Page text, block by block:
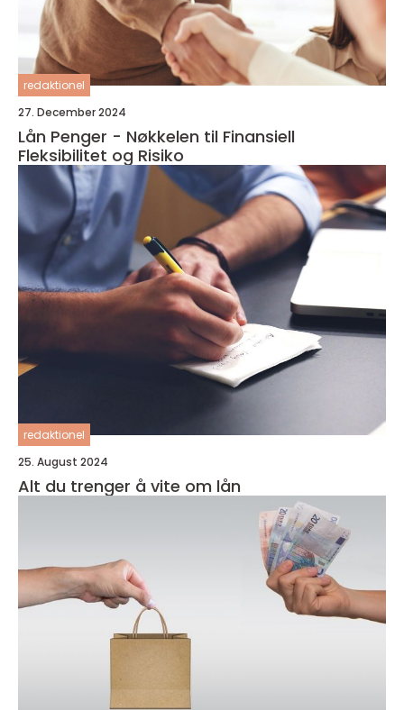
redaktionel
27. December 2024
Lån Penger - Nøkkelen til Finansiell
Fleksibilitet og Risiko
redaktionel
25. August 2024
Alt du trenger å vite om lån